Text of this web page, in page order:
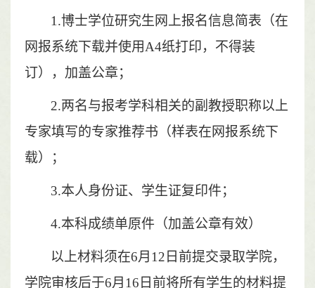
1.博士学位研究生网上报名信息简表（在
网报系统下载并使用A4纸打印，不得装
订），加盖公章；
2.两名与报考学科相关的副教授职称以上
专家填写的专家推荐书（样表在网报系统下
载）；
3.本人身份证、学生证复印件；
4.本科成绩单原件（加盖公章有效）
以上材料须在6月 12 日前提交录取学院，
学院审核后于6月 16 日前将所有学生的材料提